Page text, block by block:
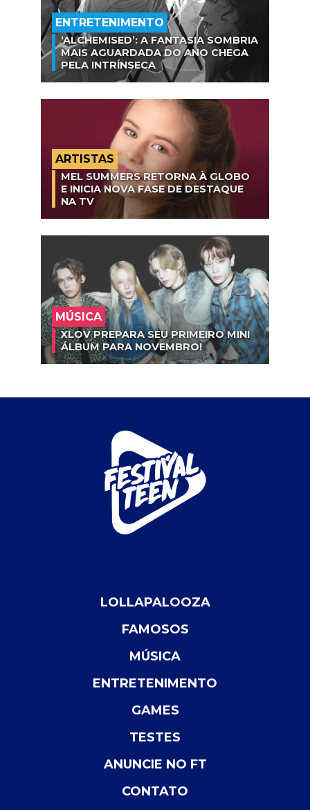
ENTRETENIMENTO
‘ALCHEMISED’: A FANTASIA SOMBRIA
MAIS AGUARDADA DO ANO CHEGA
PELA INTRÍNSECA
ARTISTAS
MEL SUMMERS RETORNA À GLOBO
E INICIA NOVA FASE DE DESTAQUE
NA TV
MÚSICA
XLOV PREPARA SEU PRIMEIRO MINI
ÁLBUM PARA NOVEMBRO!
LOLLAPALOOZA
FAMOSOS
MÚSICA
ENTRETENIMENTO
GAMES
TESTES
ANUNCIE NO FT
CONTATO